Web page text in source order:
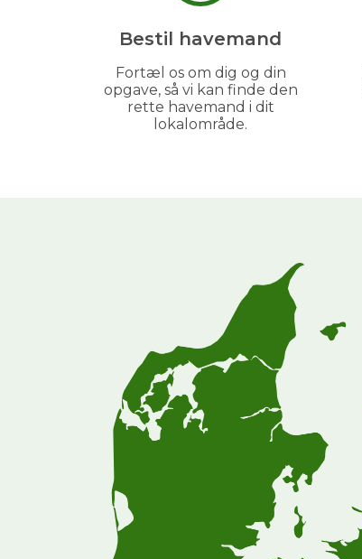
Bestil havemand
Fortæl os om dig og din
opgave, så vi kan finde den
rette havemand i dit
lokalområde.